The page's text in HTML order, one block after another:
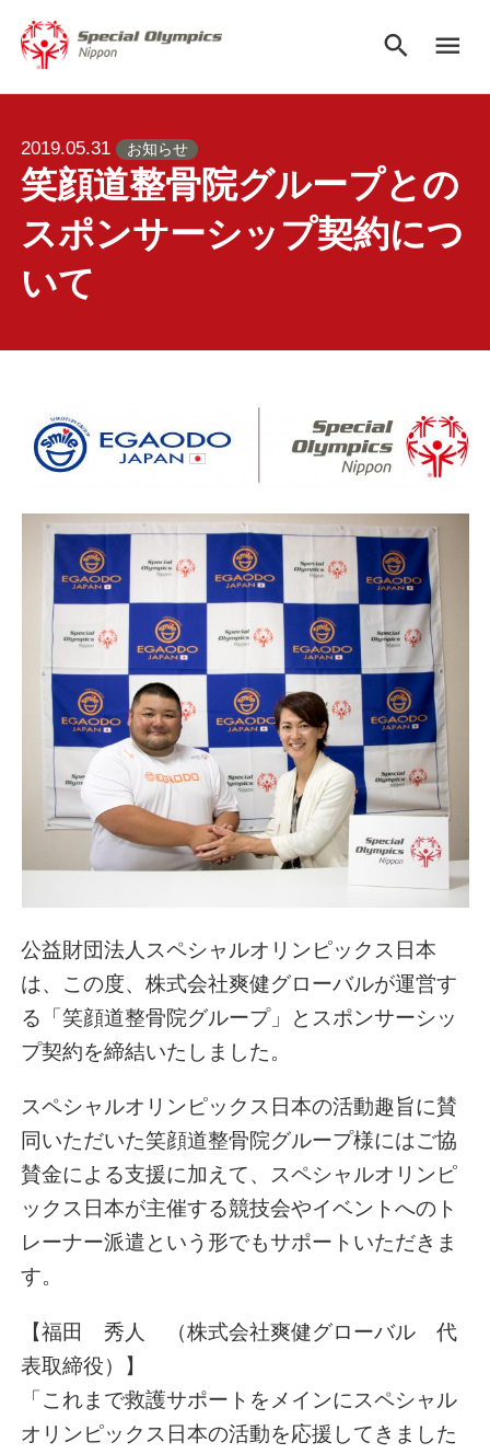
search menu
2019.05.31 お知らせ
笑顔道整骨院グループとの
スポンサーシップ契約につ
いて
公益財団法人スペシャルオリンピックス日本
は、この度、株式会社爽健グローバルが運営す
る「笑顔道整骨院グループ」とスポンサーシッ
プ契約を締結いたしました。
スペシャルオリンピックス日本の活動趣旨に賛
同いただいた笑顔道整骨院グループ様にはご協
賛金による支援に加えて、スペシャルオリンピ
ックス日本が主催する競技会やイベントへのト
レーナー派遣という形でもサポートいただきま
す。
【福田 秀人 （株式会社爽健グローバル 代
表取締役）】
「これまで救護サポートをメインにスペシャル
オリンピックス日本の活動を応援してきました